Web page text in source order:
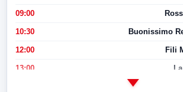
09:00
10:30 Buonissimo
12:00 Fili
13:00